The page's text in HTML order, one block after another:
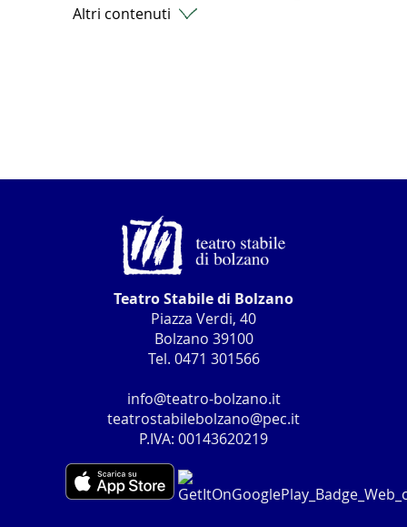
Altri contenuti
Teatro Stabile di Bolzano
Piazza Verdi, 40
Bolzano 39100
Tel. 0471 301566
info@teatro-bolzano.it
teatrostabilebolzano@pec.it
P.IVA: 00143620219